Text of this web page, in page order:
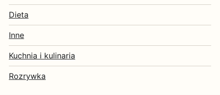
Dieta
Inne
Kuchnia i kulinaria
Rozrywka